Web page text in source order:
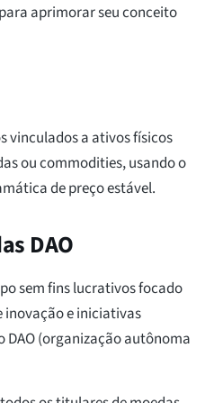
aprimorar seu conceito
vinculados a ativos físicos
ou commodities, usando o
de preço estável.
DAO
sem fins lucrativos focado
inovação e iniciativas
(organização autônoma